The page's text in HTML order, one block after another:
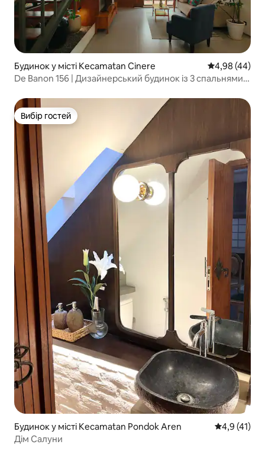
Будинок у місті Kecamatan Cinere Середня
4,98 (44)
De Banon 156 | Дизайнерський будинок із 3 спальнями в
Вибір гостей
Вибір гостей
Будинок у місті Kecamatan Pondok Aren Середня
4,9 (41)
Дім Салуни